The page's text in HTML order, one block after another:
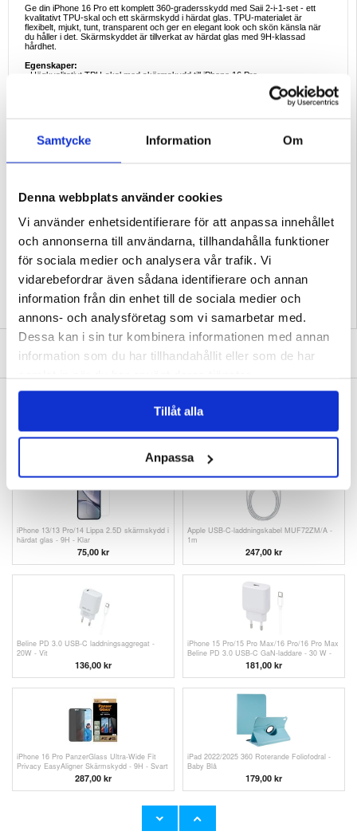
Samtycke Information Om
Denna webbplats använder cookies
Vi använder enhetsidentifierare för att anpassa innehållet
och annonserna till användarna, tillhandahålla funktioner
för sociala medier och analysera vår trafik. Vi
vidarebefordrar även sådana identifierare och annan
information från din enhet till de sociala medier och
annons- och analysföretag som vi samarbetar med.
Dessa kan i sin tur kombinera informationen med annan
information som du har tillhandahållit eller som de har
Tillåt alla
Anpassa
Ge din iPhone 16 Pro ett komplett 360-gradersskydd med Saii 2-i-1-set - ett
kvalitativt TPU-skal och ett skärmskydd i härdat glas. TPU-materialet är
flexibelt, mjukt, tunt, transparent och ger en elegant look och skön känsla när
du håller i det. Skärmskyddet är tillverkat av härdat glas med 9H-klassad
hårdhet.
Egenskaper:
- Högkvalitativt TPU-skal med skärmskydd till iPhone 16 Pro
- Alla sidoknappar är täckta för extra säkerhet, men hålls fullt funktionella
- Skärmskyddet kommer inte att påverka synligheten eller ljusstyrkan på
- 1 x TPU-skal
EAN: 5714122480392
Relaterade kategorier:Mobiltillbehör,iPhone Skal & Tillbehör,iPhone 16 Pro
Skal & Tillbehör
iPhone 16 Pro/16 Pro Max Kameralinsskydd i
105,00 kr
iPhone 16 Pro PanzerGlass Classic Fit
166,00kr
iPhone 13/13 Pro/14 Lippa 2.5D skärmskydd i
härdat glas - 9H - Klar
75,00 kr
Apple USB-C-laddningskabel MUF72ZM/A -
1m
247,00 kr
Beline PD 3.0 USB-C laddningsaggregat -
20W - Vit
136,00 kr
iPhone 15 Pro/15 Pro Max/16 Pro/16 Pro Max
Beline PD 3.0 USB-C GaN-laddare - 30 W -
181,00 kr
iPhone 16 Pro PanzerGlass Ultra-Wide Fit
Privacy EasyAligner Skärmskydd - 9H - Svart
287,00 kr
iPad 2022/2025 360 Roterande Foliofodral -
Baby Blå
179,00 kr